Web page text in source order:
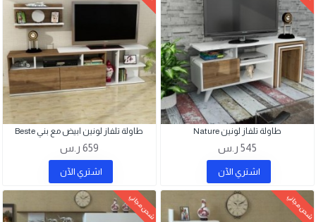
طاولة تلفاز لونين Nature
545 ر.س
اشتري اﻵن
طاولة تلفاز لونين ابيض مع بني Beste
659 ر.س
اشتري اﻵن
شحن مجاني شحن مجاني